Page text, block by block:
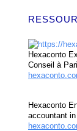
Hexaconto
Conseil à
Hexaconto
accountant